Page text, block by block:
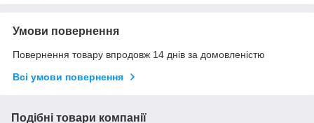
Умови повернення
Повернення товару впродовж 14 днів за домовленістю
Всі умови повернення
Подібні товари компанії